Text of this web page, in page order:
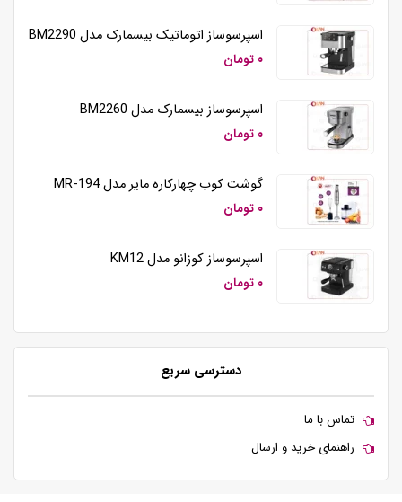
اسپرسوساز اتوماتیک بیسمارک مدل BM2290
۰ تومان
اسپرسوساز بیسمارک مدل BM2260
۰ تومان
گوشت کوب چهارکاره مایر مدل MR-194
۰ تومان
اسپرسوساز کوزانو مدل KM12
۰ تومان
دسترسی سریع
تماس با ما
راهنمای خرید و ارسال